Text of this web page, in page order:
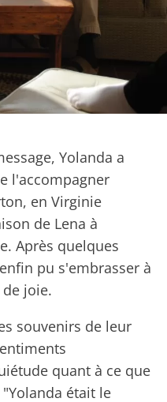
Yolanda a
l'accompagner
en Virginie
de Lena à
Après quelques
pu s'embrasser à
joie.
souvenirs de leur
quant à ce que
était le